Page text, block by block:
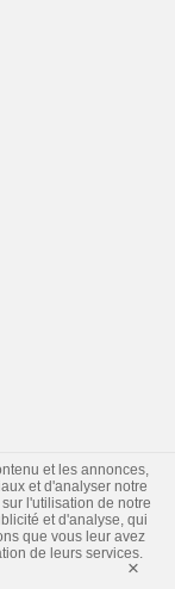
et les annonces,
et d'analyser notre
l'utilisation de notre
et d'analyse, qui
que vous leur avez
de leurs services.
×